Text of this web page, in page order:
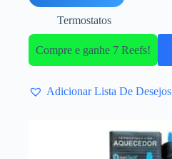
Termostatos
Compre e ganhe 7 Reefs!
Adicionar Lista De Desejos